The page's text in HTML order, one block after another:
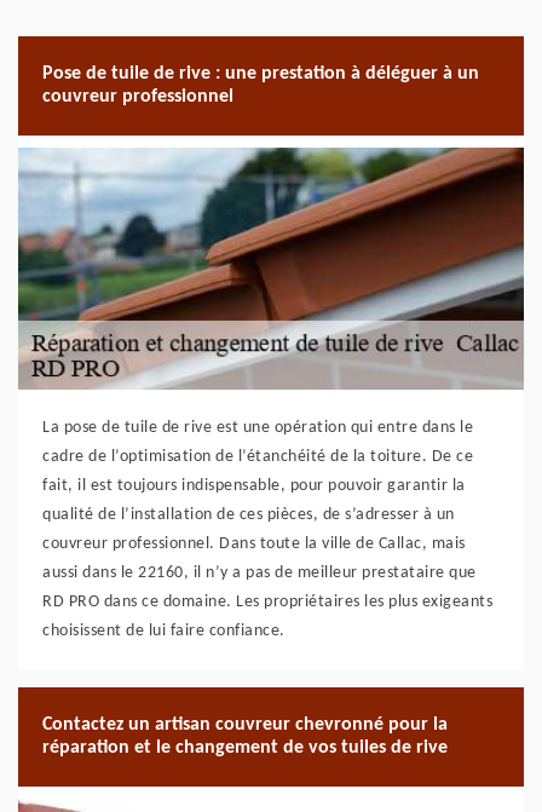
Pose de tuile de rive : une prestation à déléguer à un
couvreur professionnel
La pose de tuile de rive est une opération qui entre dans le
cadre de l’optimisation de l’étanchéité de la toiture. De ce
fait, il est toujours indispensable, pour pouvoir garantir la
qualité de l’installation de ces pièces, de s’adresser à un
couvreur professionnel. Dans toute la ville de Callac, mais
aussi dans le 22160, il n’y a pas de meilleur prestataire que
RD PRO dans ce domaine. Les propriétaires les plus exigeants
choisissent de lui faire confiance.
Contactez un artisan couvreur chevronné pour la
réparation et le changement de vos tuiles de rive